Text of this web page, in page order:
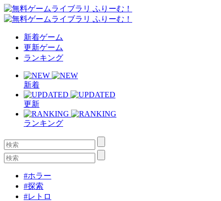
新着ゲーム
更新ゲーム
ランキング
新着
更新
ランキング
#ホラー
#探索
#レトロ